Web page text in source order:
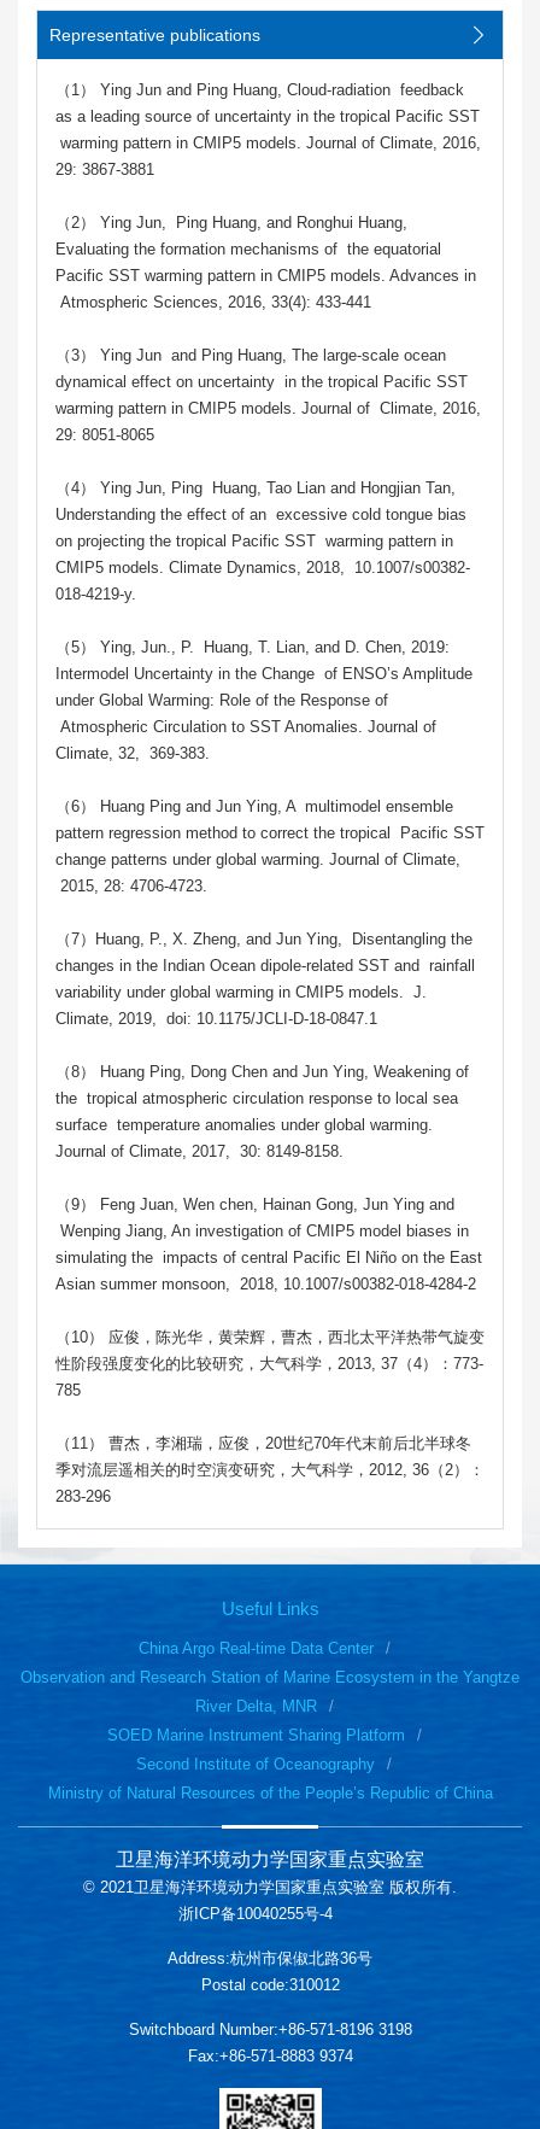
Representative publications
（1） Ying Jun and Ping Huang, Cloud-radiation feedback
as a leading source of uncertainty in the tropical Pacific SST
warming pattern in CMIP5 models. Journal of Climate, 2016,
29: 3867-3881
（2） Ying Jun, Ping Huang, and Ronghui Huang,
Evaluating the formation mechanisms of the equatorial
Pacific SST warming pattern in CMIP5 models. Advances in
Atmospheric Sciences, 2016, 33(4): 433-441
（3） Ying Jun and Ping Huang, The large-scale ocean
dynamical effect on uncertainty in the tropical Pacific SST
warming pattern in CMIP5 models. Journal of Climate, 2016,
29: 8051-8065
（4） Ying Jun, Ping Huang, Tao Lian and Hongjian Tan,
Understanding the effect of an excessive cold tongue bias
on projecting the tropical Pacific SST warming pattern in
CMIP5 models. Climate Dynamics, 2018, 10.1007/s00382-
018-4219-y.
（5） Ying, Jun., P. Huang, T. Lian, and D. Chen, 2019:
Intermodel Uncertainty in the Change of ENSO’s Amplitude
under Global Warming: Role of the Response of
Atmospheric Circulation to SST Anomalies. Journal of
Climate, 32, 369-383.
（6） Huang Ping and Jun Ying, A multimodel ensemble
pattern regression method to correct the tropical Pacific SST
change patterns under global warming. Journal of Climate,
2015, 28: 4706-4723.
（7）Huang, P., X. Zheng, and Jun Ying, Disentangling the
changes in the Indian Ocean dipole-related SST and rainfall
variability under global warming in CMIP5 models. J.
Climate, 2019, doi: 10.1175/JCLI-D-18-0847.1
（8） Huang Ping, Dong Chen and Jun Ying, Weakening of
the tropical atmospheric circulation response to local sea
surface temperature anomalies under global warming.
Journal of Climate, 2017, 30: 8149-8158.
（9） Feng Juan, Wen chen, Hainan Gong, Jun Ying and
Wenping Jiang, An investigation of CMIP5 model biases in
simulating the impacts of central Pacific El Niño on the East
Asian summer monsoon, 2018, 10.1007/s00382-018-4284-2
（10） 应俊，陈光华，黄荣辉，曹杰，西北太平洋热带气旋变
性阶段强度变化的比较研究，大气科学，2013, 37（4）：773-
785
（11） 曹杰，李湘瑞，应俊，20世纪70年代末前后北半球冬
季对流层遥相关的时空演变研究，大气科学，2012, 36（2）：
283-296
Useful Links
China Argo Real-time Data Center
Observation and Research Station of Marine Ecosystem in the Yangtze
River Delta, MNR
SOED Marine Instrument Sharing Platform
Second Institute of Oceanography
Ministry of Natural Resources of the People’s Republic of China
卫星海洋环境动力学国家重点实验室
© 2021卫星海洋环境动力学国家重点实验室 版权所有.
浙ICP备10040255号-4
Address:杭州市保俶北路36号
Postal code:310012
Switchboard Number:+86-571-8196 3198
Fax:+86-571-8883 9374